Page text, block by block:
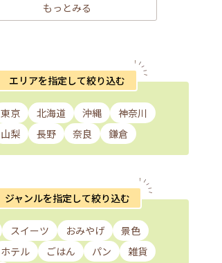
もっとみる
エリアを指定して絞り込む
東京 北海道 沖縄
神奈川
山梨 長野 奈良 鎌倉
ジャンルを指定して絞り込む
スイーツ おみやげ
景色
ホテル ごはん パン
雑貨